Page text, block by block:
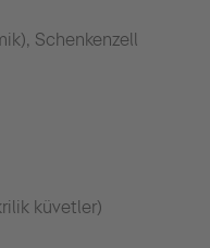
Schenkenzell
küvetler)